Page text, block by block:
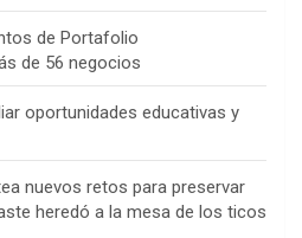
de Portafolio
de 56 negocios
oportunidades educativas y
nuevos retos para preservar
heredó a la mesa de los ticos